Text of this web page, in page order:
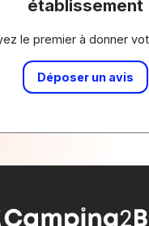
établissement
le premier à donner
Déposer un avis